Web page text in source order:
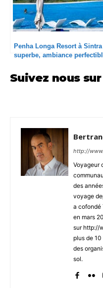
Penha Longa Resort à
superbe, ambiance
Suivez nous
http://
Voyageur
des
voyage
a cofondé
en mars
sur http://
plus de
des
sol.